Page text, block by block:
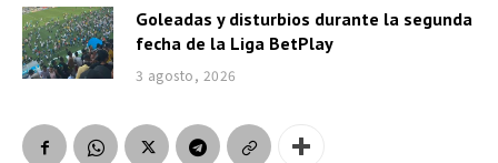
Goleadas y disturbios durante la segunda
fecha de la Liga BetPlay
3 agosto, 2026